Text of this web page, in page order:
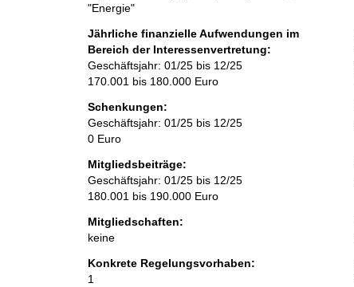
"Energie"
Jährliche finanzielle Aufwendungen im
Bereich der Interessenvertretung:
Geschäftsjahr: 01/25 bis 12/25
170.001 bis 180.000 Euro
Schenkungen:
Geschäftsjahr: 01/25 bis 12/25
0 Euro
Mitgliedsbeiträge:
Geschäftsjahr: 01/25 bis 12/25
180.001 bis 190.000 Euro
Mitgliedschaften:
keine
Konkrete Regelungsvorhaben:
1